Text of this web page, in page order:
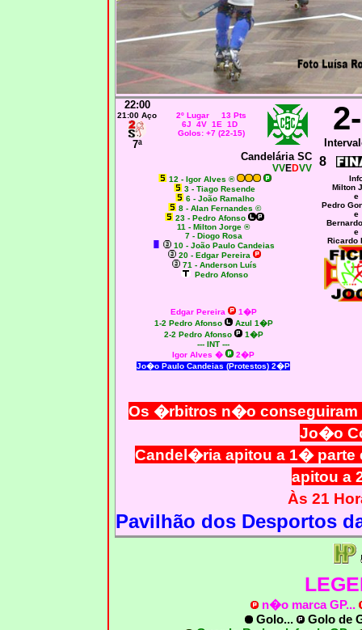
22:00
21:00 Aço
7ª
2º Lugar 13 Pts
6J 4V 1E 1D
Golos: +7 (22-15)
Candelária SC
VVEDVV 8
12 - Igor Alves ®
3 - Tiago Resende
6 - João Ramalho
8 - Alan Fernandes ©
23 - Pedro Afonso
11 - Milton Jorge ®
7 - Diogo Rosa
10 - João Paulo Candeias
20 - Edgar Pereira
71 - Anderson Luís
Pedro Afonso
Edgar Pereira
1�P
1-2 Pedro Afonso
Azul 1�P
2-2 Pedro Afonso
1�P
--- INT ---
Igor Alves �
2�P
Jo�o Paulo Candeias (Protestos) 2�P
Milton
e
Pedro
e
e
Ricardo
Os �rbitros n�o conseguiram
Jo�o
Candel�ria apitou a 1� parte
apitou a
Às 21
Pavilhão dos Desportos
n�o marca GP...
Golo...
Golo de